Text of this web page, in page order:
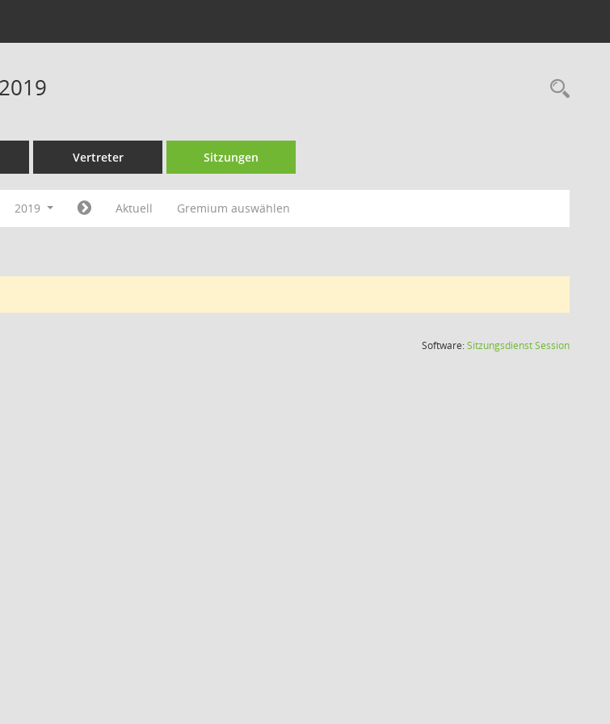
Vertreter Sitzungen
2019 Aktuell Gremium auswählen
Software:SitzungsdienstSession(Wird in